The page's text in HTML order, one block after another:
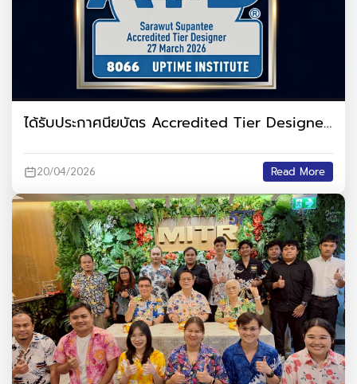
ได้รับประกาศนียบัตร Accredited Tier Designer
20/04/2026 Read More